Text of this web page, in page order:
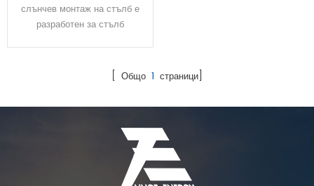
слънчев монтаж на стълб е
разработен за стълб
[ Общо 1 страници]